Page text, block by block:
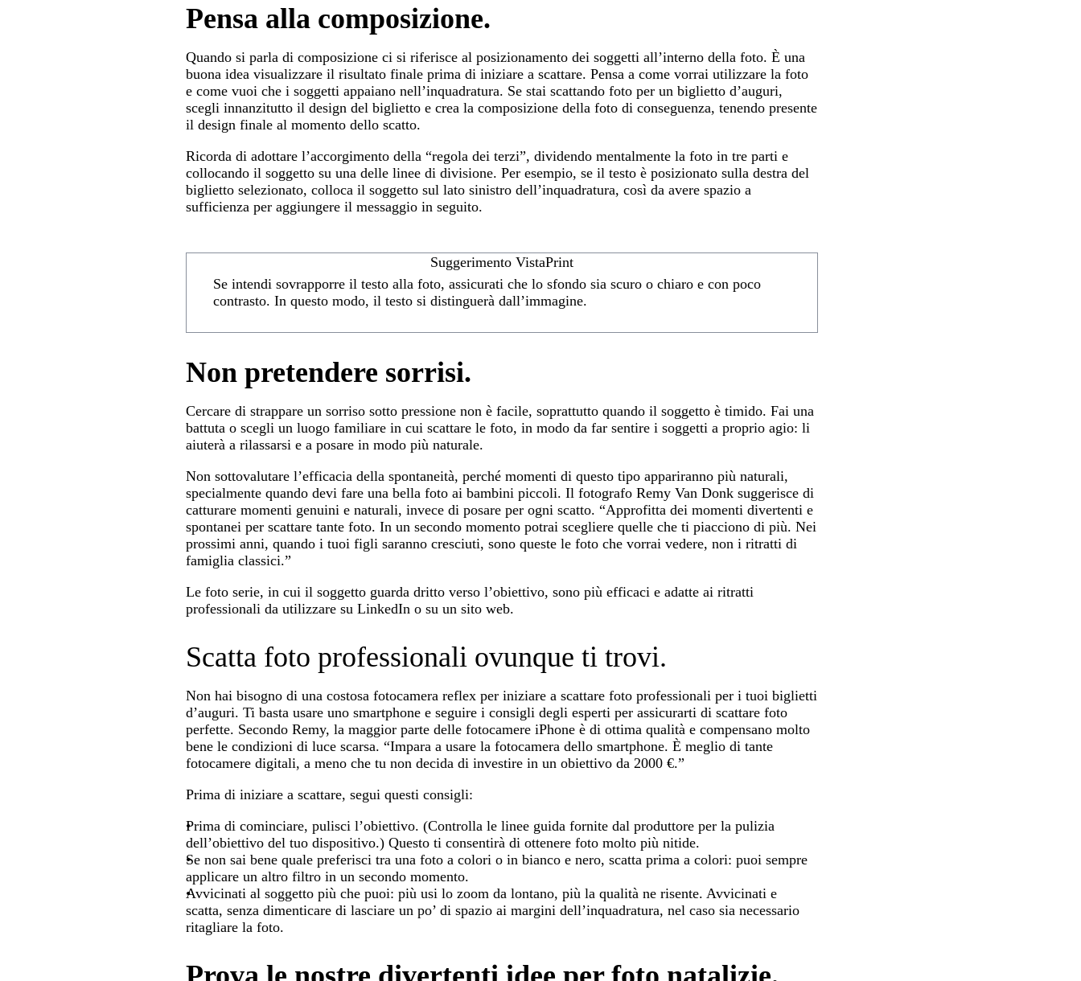
Pensa alla composizione.
Quando si parla di composizione ci si riferisce al posizionamento dei soggetti all’interno della foto. È una
buona idea visualizzare il risultato finale prima di iniziare a scattare. Pensa a come vorrai utilizzare la foto
e come vuoi che i soggetti appaiano nell’inquadratura. Se stai scattando foto per un biglietto d’auguri,
scegli innanzitutto il design del biglietto e crea la composizione della foto di conseguenza, tenendo presente
il design finale al momento dello scatto.
Ricorda di adottare l’accorgimento della “regola dei terzi”, dividendo mentalmente la foto in tre parti e
collocando il soggetto su una delle linee di divisione. Per esempio, se il testo è posizionato sulla destra del
biglietto selezionato, colloca il soggetto sul lato sinistro dell’inquadratura, così da avere spazio a
sufficienza per aggiungere il messaggio in seguito.
Suggerimento VistaPrint
Se intendi sovrapporre il testo alla foto, assicurati che lo sfondo sia scuro o chiaro e con poco
contrasto. In questo modo, il testo si distinguerà dall’immagine.
Non pretendere sorrisi.
Cercare di strappare un sorriso sotto pressione non è facile, soprattutto quando il soggetto è timido. Fai una
battuta o scegli un luogo familiare in cui scattare le foto, in modo da far sentire i soggetti a proprio agio: li
aiuterà a rilassarsi e a posare in modo più naturale.
Non sottovalutare l’efficacia della spontaneità, perché momenti di questo tipo appariranno più naturali,
specialmente quando devi fare una bella foto ai bambini piccoli. Il fotografo Remy Van Donk suggerisce di
catturare momenti genuini e naturali, invece di posare per ogni scatto. “Approfitta dei momenti divertenti e
spontanei per scattare tante foto. In un secondo momento potrai scegliere quelle che ti piacciono di più. Nei
prossimi anni, quando i tuoi figli saranno cresciuti, sono queste le foto che vorrai vedere, non i ritratti di
famiglia classici.”
Le foto serie, in cui il soggetto guarda dritto verso l’obiettivo, sono più efficaci e adatte ai ritratti
professionali da utilizzare su LinkedIn o su un sito web.
Scatta foto professionali ovunque ti trovi.
Non hai bisogno di una costosa fotocamera reflex per iniziare a scattare foto professionali per i tuoi biglietti
d’auguri. Ti basta usare uno smartphone e seguire i consigli degli esperti per assicurarti di scattare foto
perfette. Secondo Remy, la maggior parte delle fotocamere iPhone è di ottima qualità e compensano molto
bene le condizioni di luce scarsa. “Impara a usare la fotocamera dello smartphone. È meglio di tante
fotocamere digitali, a meno che tu non decida di investire in un obiettivo da 2000 €.”
Prima di iniziare a scattare, segui questi consigli:
Prima di cominciare, pulisci l’obiettivo. (Controlla le linee guida fornite dal produttore per la pulizia
dell’obiettivo del tuo dispositivo.) Questo ti consentirà di ottenere foto molto più nitide.
Se non sai bene quale preferisci tra una foto a colori o in bianco e nero, scatta prima a colori: puoi sempre
applicare un altro filtro in un secondo momento.
Avvicinati al soggetto più che puoi: più usi lo zoom da lontano, più la qualità ne risente. Avvicinati e
scatta, senza dimenticare di lasciare un po’ di spazio ai margini dell’inquadratura, nel caso sia necessario
ritagliare la foto.